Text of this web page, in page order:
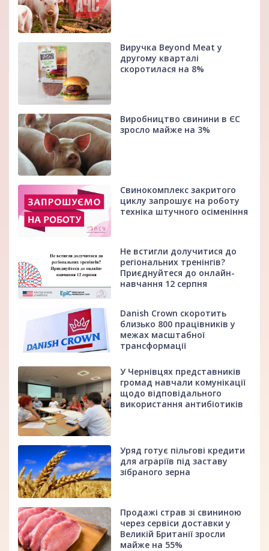
Виручка Beyond Meat у
другому кварталі
скоротилася на 8%
Виробництво свинини в ЄС
зросло майже на 3%
Свинокомплекс закритого
циклу запрошує на роботу
техніка штучного осіменіння
Не встигли долучитися до
регіональних тренінгів?
Приєднуйтеся до онлайн-
навчання 12 серпня
Danish Crown скоротить
близько 800 працівників у
межах масштабної
трансформації
У Чернівцях представників
громад навчали комунікації
щодо відповідального
використання антибіотиків
Уряд готує пільгові кредити
для аграріїв під заставу
зібраного зерна
Продажі страв зі свининою
через сервіси доставки у
Великій Британії зросли
майже на 55%